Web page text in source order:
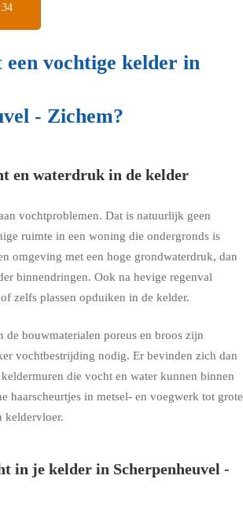
een vochtige kelder in
- Zichem?
en waterdruk in de kelder
vochtproblemen. Dat is natuurlijk geen
ruimte in een woning die ondergronds is
omgeving met een hoge grondwaterdruk, dan
binnendringen. Ook na hevige regenval
zelfs plassen opduiken in de kelder.
de bouwmaterialen poreus en broos zijn
vochtbestrijding nodig. Er bevinden zich dan
die vocht en water kunnen binnen
haarscheurtjes in metsel- en voegwerk tot grote
keldervloer.
in je kelder in Scherpenheuvel -